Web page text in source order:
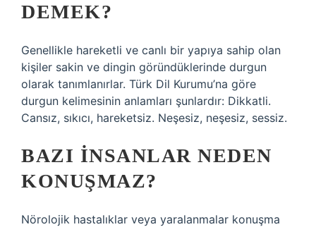
DEMEK?
Genellikle hareketli ve canlı bir yapıya sahip olan
kişiler sakin ve dingin göründüklerinde durgun
olarak tanımlanırlar. Türk Dil Kurumu’na göre
durgun kelimesinin anlamları şunlardır: Dikkatli.
Cansız, sıkıcı, hareketsiz. Neşesiz, neşesiz, sessiz.
BAZI INSANLAR NEDEN
KONUŞMAZ?
Nörolojik hastalıklar veya yaralanmalar konuşma